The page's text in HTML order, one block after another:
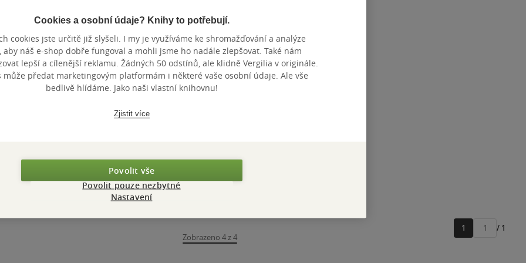
Zobrazeno 4 z 4
1
Přejít
/ 1
Cookies a osobní údaje? Knihy to potřebují.
cookies jste určitě již slyšeli. I my je využíváme ke shromažďování a analýze
aby náš e-shop dobře fungoval a mohli jsme ho nadále zlepšovat. Také nám
lepší a cílenější reklamu. Žádných 50 odstínů, ale klidně Vergilia v originále.
může předat marketingovým platformám i některé vaše osobní údaje. Ale vše
bedlivě hlídáme. Jako naši vlastní knihovnu!
Zjistit více
Povolit vše
Povolit pouze nezbytné
Nastavení